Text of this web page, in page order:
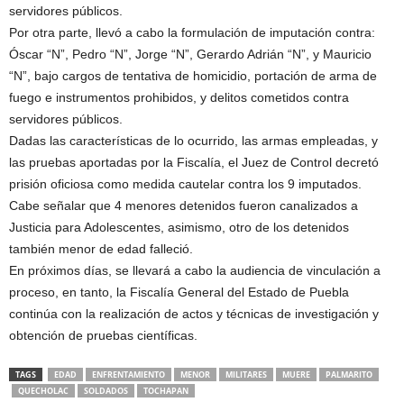
servidores públicos.
Por otra parte, llevó a cabo la formulación de imputación contra:
Óscar “N”, Pedro “N”, Jorge “N”, Gerardo Adrián “N”, y Mauricio
“N”, bajo cargos de tentativa de homicidio, portación de arma de
fuego e instrumentos prohibidos, y delitos cometidos contra
servidores públicos.
Dadas las características de lo ocurrido, las armas empleadas, y
las pruebas aportadas por la Fiscalía, el Juez de Control decretó
prisión oficiosa como medida cautelar contra los 9 imputados.
Cabe señalar que 4 menores detenidos fueron canalizados a
Justicia para Adolescentes, asimismo, otro de los detenidos
también menor de edad falleció.
En próximos días, se llevará a cabo la audiencia de vinculación a
proceso, en tanto, la Fiscalía General del Estado de Puebla
continúa con la realización de actos y técnicas de investigación y
obtención de pruebas científicas.
TAGS EDAD ENFRENTAMIENTO MENOR MILITARES MUERE
PALMARITO
QUECHOLAC
SOLDADOS TOCHAPAN